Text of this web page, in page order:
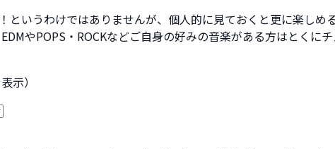
というわけではありませんが、個人的に見ておくと更に楽し
やPOPS・ROCKなどご自身の好みの音楽がある方はとくに
示）